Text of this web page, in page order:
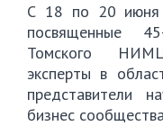
С 18 по 20 июня
посвященные
Томского
эксперты в
представители
бизнес